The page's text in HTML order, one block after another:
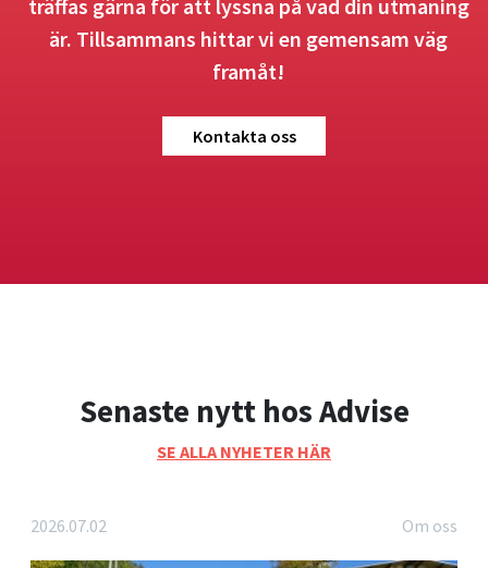
träffas gärna för att lyssna på vad din utmaning
är. Tillsammans hittar vi en gemensam väg
framåt!
Kontakta oss
Senaste nytt hos Advise
SE ALLA NYHETER HÄR
2026.07.02 Om oss